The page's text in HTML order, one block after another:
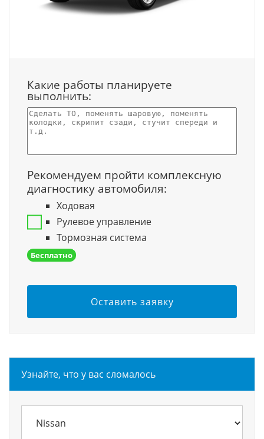
Какие работы планируете
выполнить:
Рекомендуем пройти комплексную
диагностику автомобиля:
Ходовая
Рулевое управление
Тормозная система
Бесплатно
Оставить заявку
Узнайте, что у вас сломалось